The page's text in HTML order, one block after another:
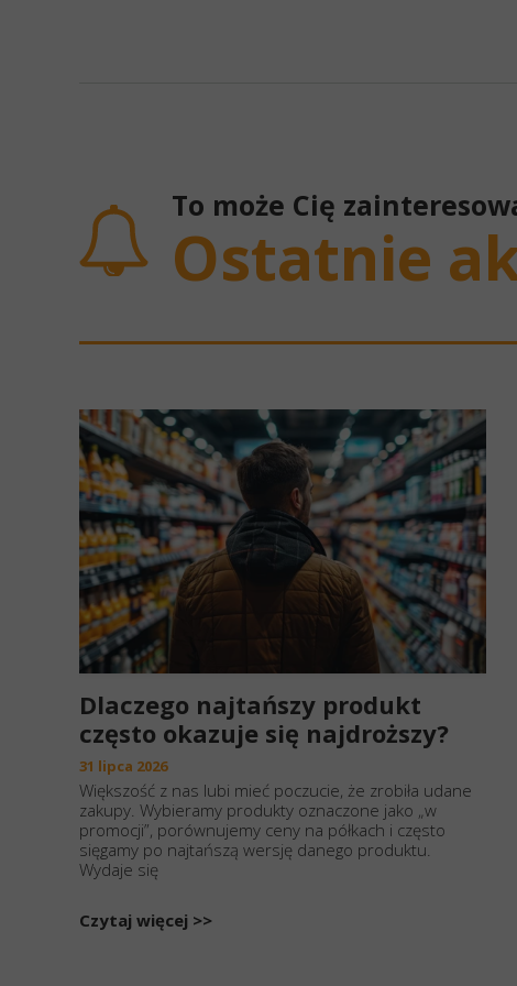
Dlaczego najtańszy produkt
często okazuje się najdroższy?
31 lipca 2026
Większość z nas lubi mieć poczucie, że zrobiła udane
zakupy. Wybieramy produkty oznaczone jako „w
promocji”, porównujemy ceny na półkach i często
sięgamy po najtańszą wersję danego produktu.
Wydaje się
Czytaj więcej >>
To może Cię
Ostatnie